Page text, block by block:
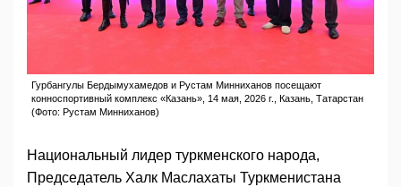
Гурбангулы Бердымухамедов и Рустам Минниханов посещают
конноспортивный комплекс «Казань», 14 мая, 2026 г., Казань, Татарстан
(Фото: Рустам Минниханов)
Национальный лидер туркменского народа,
Председатель Халк Маслахаты Туркменистана